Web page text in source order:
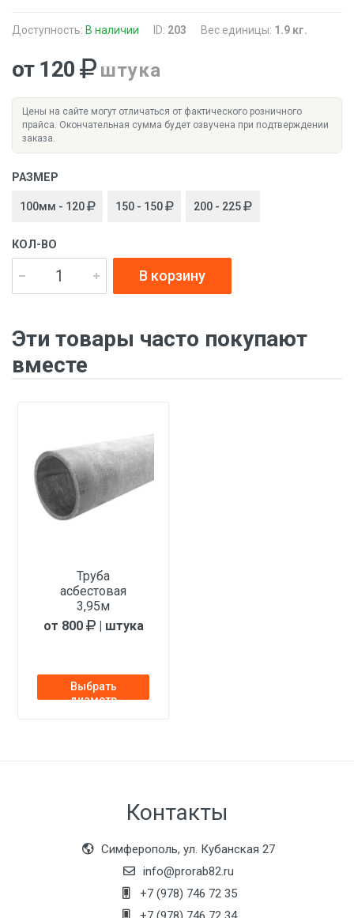
Доступность: В наличии ID: 203 Вес единицы: 1.9 кг.
от 120 штука
Цены на сайте могут отличаться от фактического розничного
прайса. Окончательная сумма будет озвучена при подтверждении
заказа.
РАЗМЕР
100мм - 120 150 - 150 200 - 225
КОЛ-ВО
В корзину
Эти товары часто покупают
вместе
Труба
асбестовая
3,95м
от 800
| штука
Выбрать
диаметр
Контакты
Симферополь, ул. Кубанская 27
info@prorab82.ru
+7 (978) 746 72 35